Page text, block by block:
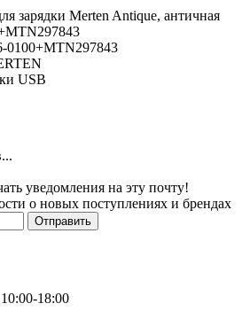
зарядки Merten Antique, античная
0100+MTN297843
USB
уведомления на эту почту!
о новых поступлениях и брендах
Отправить
18:00